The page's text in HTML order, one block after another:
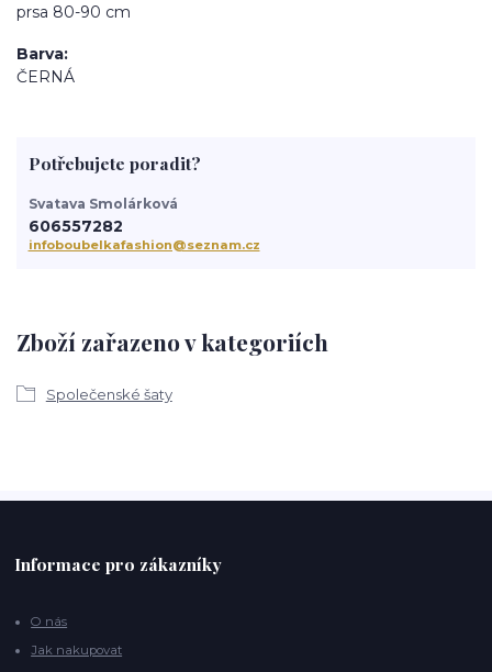
prsa 80-90 cm
Barva
ČERNÁ
Zboží zařazeno v kategoriích
Společenské šaty
Potřebujete poradit?
Svatava Smolárková
606557282
infoboubelkafashion@seznam.cz
Informace pro zákazníky
O nás
Jak nakupovat